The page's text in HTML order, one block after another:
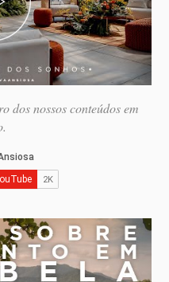
dos nossos conteúdos em